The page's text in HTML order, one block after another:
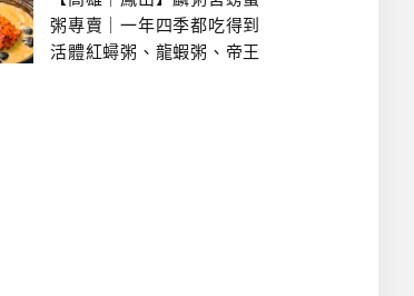
粥專賣｜一年四季都吃得到
活體紅蟳粥、龍蝦粥、帝王